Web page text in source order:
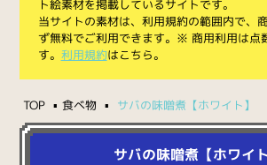
ト絵素材を掲載しているサイトです。
当サイトの素材は、利用規約の範囲内で、
ず無料でご利用できます。※ 商用利用は点
す。 利用規約はこちら。
TOP 食べ物 サバの味噌煮【ホワイト】
サバの味噌煮【ホワイト